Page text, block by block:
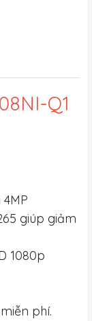
Q1
giúp giảm
1080p
phí.